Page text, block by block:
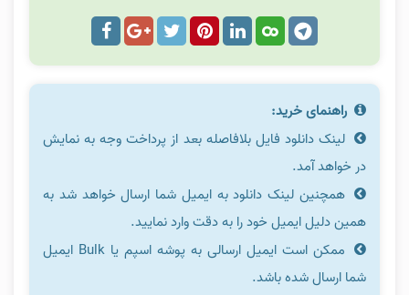
راهنمای خرید:
لینک دانلود فایل بلافاصله بعد از پرداخت وجه به نمایش
در خواهد آمد.
همچنین لینک دانلود به ایمیل شما ارسال خواهد شد به
همین دلیل ایمیل خود را به دقت وارد نمایید.
ممکن است ایمیل ارسالی به پوشه اسپم یا Bulk ایمیل
شما ارسال شده باشد.